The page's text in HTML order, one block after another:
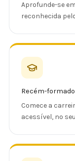
Aprofunde-se
reconhecida
Recém-
Comece a
acessível, no